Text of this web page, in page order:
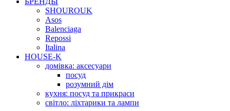
SHOUROUK
Asos
Balenciaga
Repossi
Italina
HOUSE-K
домівка: аксесуари
посуд
розумний дім
кухня: посуд та прикраси
світло: ліхтарики та лампи